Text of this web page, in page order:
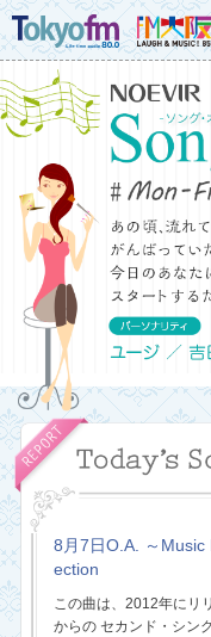
8月7日O.A. ～
ection
この曲は、2012年にリ
からの セカンド・シン